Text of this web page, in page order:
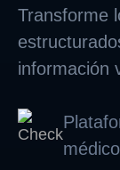
Transforme
información